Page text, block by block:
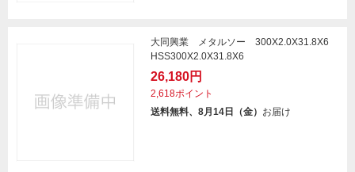
大同興業 メタルソー 300X2.0X31.8X6
HSS300X2.0X31.8X6
26,180円
2,618ポイント
送料無料、8月14日（金） お届け